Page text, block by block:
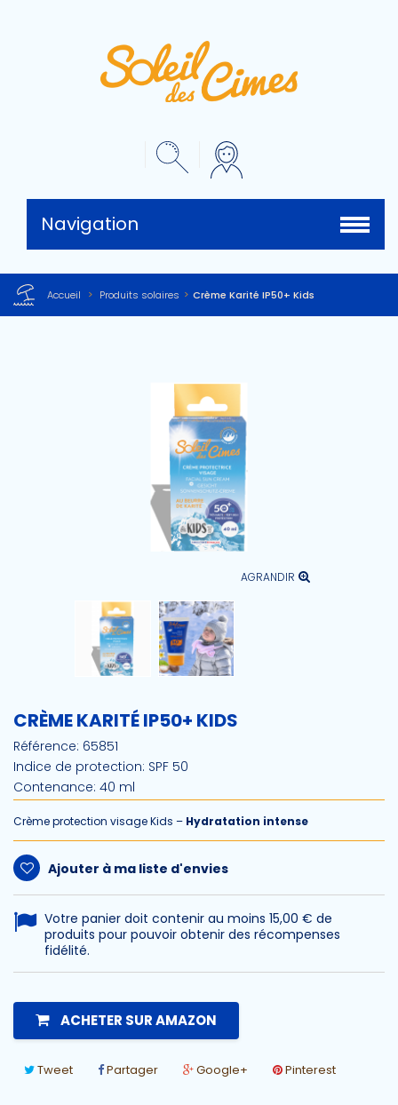
Navigation
Accueil > Produits solaires > Crème Karité IP50+ Kids
AGRANDIR
CRÈME KARITÉ IP50+ KIDS
Référence: 65851
Indice de protection: SPF 50
Contenance: 40 ml
Crème protection visage Kids – Hydratation intense
Ajouter à ma liste d'envies
Votre panier doit contenir au moins 15,00 € de
produits pour pouvoir obtenir des récompenses
fidélité.
ACHETER SUR AMAZON
Tweet Partager Google+ Pinterest